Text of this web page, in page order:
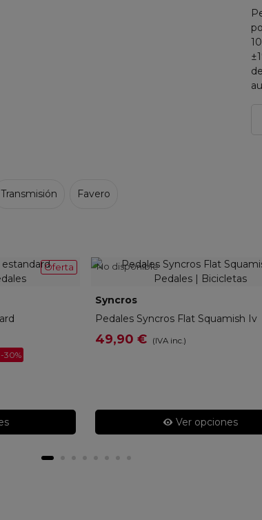
Transmisión Favero
Oferta
-30%
No disponible
Syncros
Pedales Syncros Flat Squamish Iv
49,90 € (IVA inc.)
Ver opciones